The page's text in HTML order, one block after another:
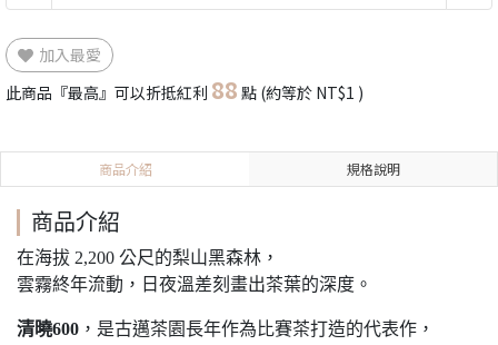
加入最愛
此商品『最高』可以折抵紅利 88 點 (約等於 NT$1 )
商品介紹 規格說明
商品介紹
在海拔 2,200 公尺的梨山黑森林，
雲霧終年流動，日夜溫差刻畫出茶葉的深度。
清曉600 ，是古邁茶園長年作為比賽茶打造的代表作，